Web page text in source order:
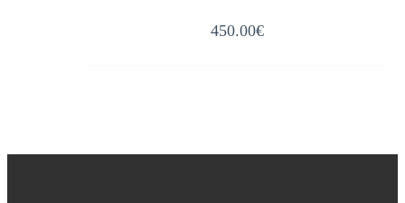
450.00€